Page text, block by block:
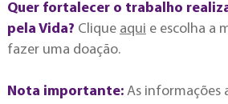
Quer fortalecer o trabalho
pela Vida? Clique aqui e escolha a
fazer uma doação.
Nota importante:As informações